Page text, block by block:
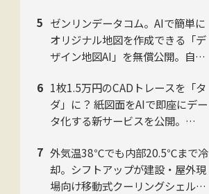
ゼンリンデータコム。AIで簡単に
オリジナル地図を作成できる「デ
ザイン地図AI」を無償公開。自然
1枚1.5万円のCADトレースを「タ
ダ」に？ 紙図面をAIで即座にデー
タ化する新サービスを公開。
外気温38℃でも内部20.5℃まで冷
却。シフトアップが建設・屋外現
場向け移動式クーリングシェルタ